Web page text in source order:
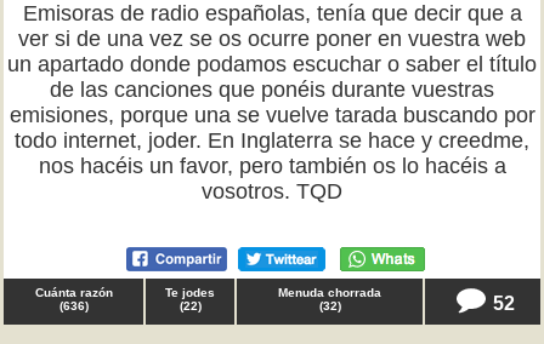
Emisoras de radio españolas, tenía que decir que a
ver si de una vez se os ocurre poner en vuestra web
un apartado donde podamos escuchar o saber el título
de las canciones que ponéis durante vuestras
emisiones, porque una se vuelve tarada buscando por
todo internet, joder. En Inglaterra se hace y creedme,
nos hacéis un favor, pero también os lo hacéis a
vosotros. TQD
Cuánta razón
(636)
Te jodes
(22)
Menuda chorrada
(32) 52